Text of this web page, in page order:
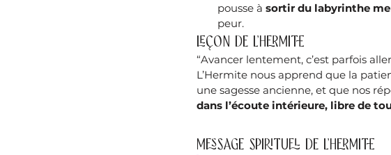
pousse à sortir du labyrinthe
peur.
Leçon de l’Hermite
“Avancer lentement, c’est parfois
L’Hermite nous apprend que la
une sagesse ancienne, et que nos
dans l’écoute intérieure, libre de
Message spirituel de L’Hermite